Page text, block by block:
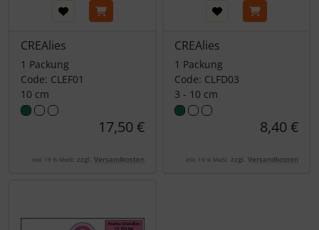
CREAlies
1 Packung
Code: CLEF01
10 cm
17,50 €
inkl. 19 % MwSt. zzgl. Versandkosten
CREAlies
1 Packung
Code: CLFD03
3 - 10 cm
8,40 €
inkl. 19 % MwSt. zzgl. Versandkosten